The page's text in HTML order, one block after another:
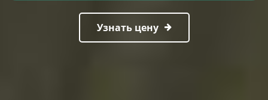
Узнать цену